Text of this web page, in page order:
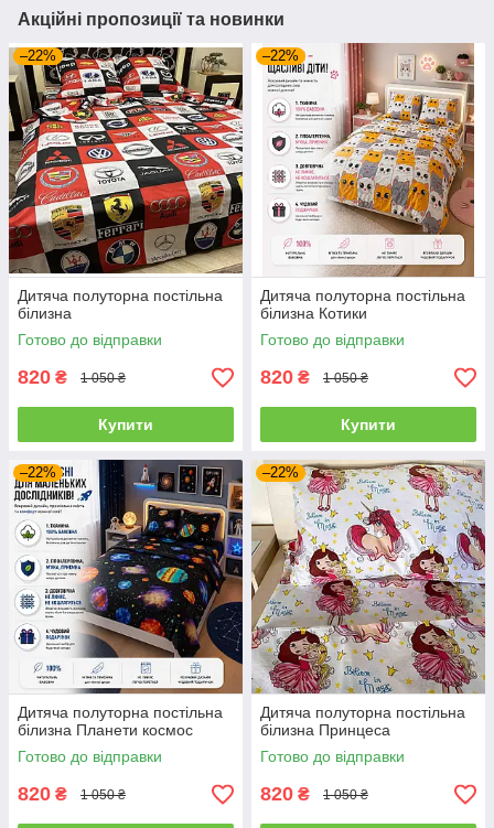
Акційні пропозиції та новинки
–22%
Дитяча полуторна постільна
білизна
Готово до відправки
820 ₴ 1 050 ₴
Купити
–22%
Дитяча полуторна постільна
білизна Котики
Готово до відправки
820 ₴ 1 050 ₴
Купити
–22%
Дитяча полуторна постільна
білизна Планети космос
Готово до відправки
820 ₴ 1 050 ₴
–22%
Дитяча полуторна постільна
білизна Принцеса
Готово до відправки
820 ₴ 1 050 ₴